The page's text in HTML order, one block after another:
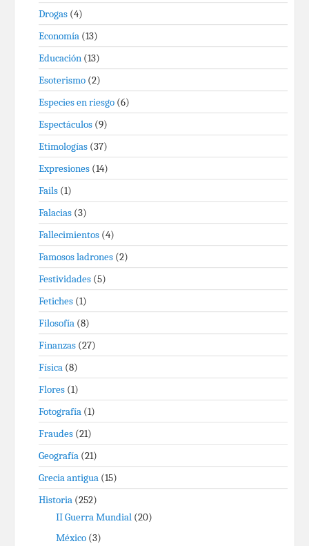
Drogas (4)
Economía (13)
Educación (13)
Esoterismo (2)
Especies en riesgo (6)
Espectáculos (9)
Etimologías (37)
Expresiones (14)
Fails (1)
Falacias (3)
Fallecimientos (4)
Famosos ladrones (2)
Festividades (5)
Fetiches (1)
Filosofía (8)
Finanzas (27)
Física (8)
Flores (1)
Fotografía (1)
Fraudes (21)
Geografía (21)
Grecia antigua (15)
Historia (252)
II Guerra Mundial (20)
México (3)